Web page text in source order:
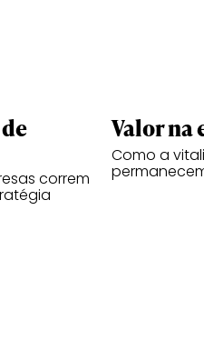
correm
Valor na
Como a